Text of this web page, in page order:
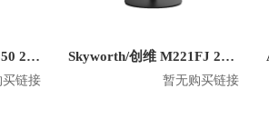
PRADEON/磐镭 R7 350 2G 6miniDP 六屏显卡
链接
Skyworth/创维 M221FJ 21.5英寸 1080P平面显示器
暂无购买链接